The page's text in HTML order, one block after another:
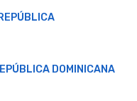
DOMINICANA